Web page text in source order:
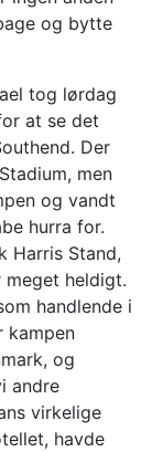
og bytte
tog lørdag
at se det
Der
men
og vandt
hurra for.
Harris Stand,
meget heldigt.
handlende i
kampen
og
andre
virkelige
havde